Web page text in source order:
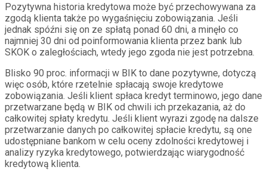
Pozytywna historia kredytowa może być przechowywana za
zgodą klienta także po wygaśnięciu zobowiązania. Jeśli
jednak spóźni się on ze spłatą ponad 60 dni, a minęło co
najmniej 30 dni od poinformowania klienta przez bank lub
SKOK o zaległościach, wtedy jego zgoda nie jest potrzebna.
Blisko 90 proc. informacji w BIK to dane pozytywne, dotyczą
więc osób, które rzetelnie spłacają swoje kredytowe
zobowiązania. Jeśli klient spłaca kredyt terminowo, jego dane
przetwarzane będą w BIK od chwili ich przekazania, aż do
całkowitej spłaty kredytu. Jeśli klient wyrazi zgodę na dalsze
przetwarzanie danych po całkowitej spłacie kredytu, są one
udostępniane bankom w celu oceny zdolności kredytowej i
analizy ryzyka kredytowego, potwierdzając wiarygodność
kredytową klienta.